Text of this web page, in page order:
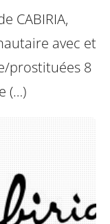
CABIRIA,
avec et
prostituées 8
(…)